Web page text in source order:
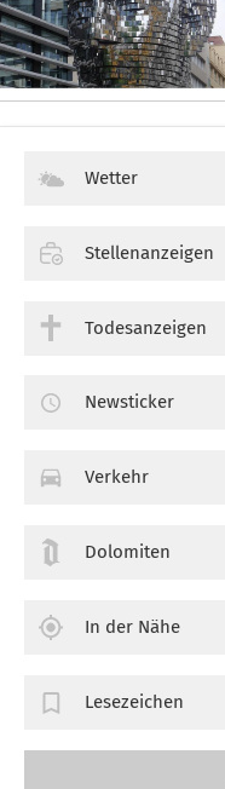
Wetter
Stellenanzeigen
Todesanzeigen
Newsticker
Verkehr
Dolomiten
In der Nähe
Lesezeichen